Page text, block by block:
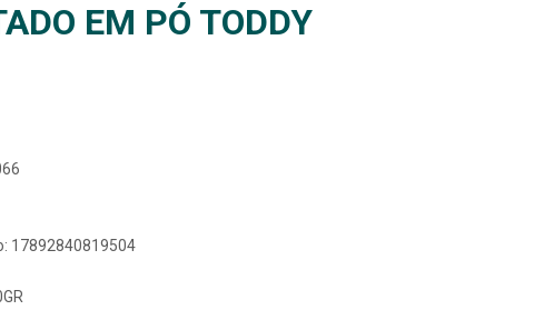
EM PÓ TODDY
17892840819504